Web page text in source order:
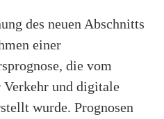
des neuen Abschnitts
einer
die vom
und digitale
wurde. Prognosen